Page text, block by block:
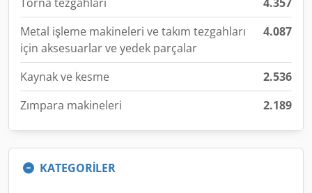
Metal işleme makineleri ve takım tezgahları
için aksesuarlar ve yedek parçalar
4.087
Kaynak ve kesme
2.536
Zımpara makineleri
2.189
KATEGORİLER